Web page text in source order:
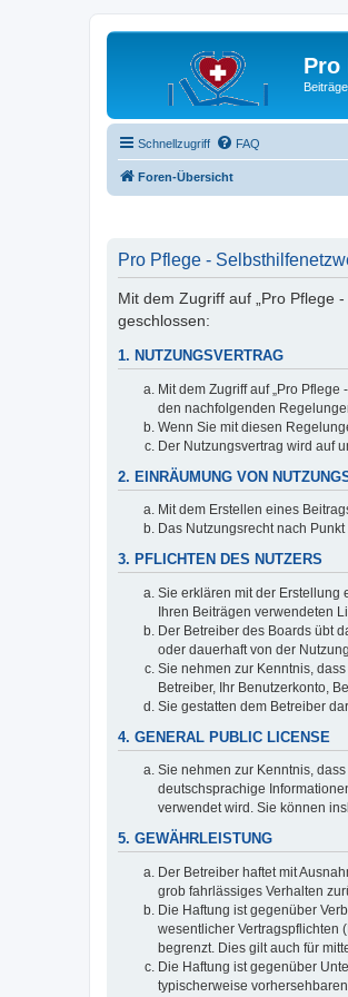
Pro
Schnellzugriff FAQ
Foren-Übersicht
Pro Pflege -
Mit dem Zugriff auf „Pro Pflege
geschlossen:
1. NUTZUNGSVERTRAG
Mit dem Zugriff auf „Pro
den nachfolgenden
Wenn Sie mit diesen
Der Nutzungsvertrag wird auf
2. EINRÄUMUNG VON
Mit dem Erstellen eines
Das Nutzungsrecht nach
3. PFLICHTEN DES NUTZERS
Sie erklären mit der Erstellung
Ihren Beiträgen verwendeten
Der Betreiber des Boards übt
oder dauerhaft von der
Sie nehmen zur Kenntnis,
Betreiber, Ihr Benutzerkonto,
Sie gestatten dem Betreiber
4. GENERAL PUBLIC LICENSE
Sie nehmen zur Kenntnis,
deutschsprachige
verwendet wird. Sie können
5. GEWÄHRLEISTUNG
Der Betreiber haftet mit
grob fahrlässiges Verhalten
Die Haftung ist gegenüber
wesentlicher Vertragspflichten
begrenzt. Dies gilt auch für
Die Haftung ist gegenüber
typischerweise